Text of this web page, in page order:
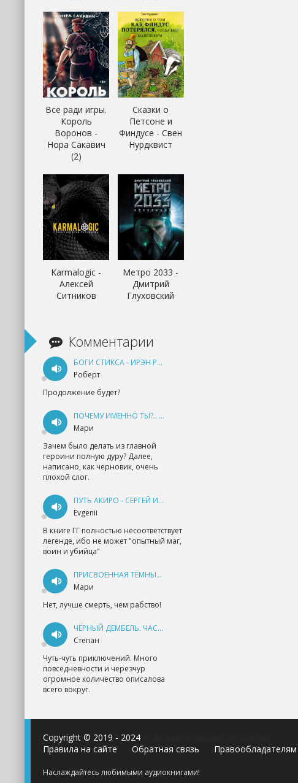
Все ради игры.
Король
Воронов -
Нора Сакавич
(2)
Сказки о
Петсоне и
Финдусе - Свен
Нурдквист
Karmalogic -
Алексей
Ситников
Метро 2033 -
Дмитрий
Глуховский
Комментарии
БОГИ СТИКСА - ИРЭН РУДКЕВИЧ
Роберт
Продолжение будет?
ПОЧЕМУ ИМЕННО ТЫ?.. КНИГА 1 - ЕКАТЕРИНА ЮДИНА
Мари
Зачем было делать из главной
героини полную дуру? Далее,
написано, как черновик, очень
плохой слог.
ПУТЬ АКИРО - СЕРГЕЙ ИЗМАЙЛОВ
Evgenii
В книге ГГ полностью несоответствует
легенде, ибо не может "опытный маг,
воин и убийца"
ПРИСВОЕННАЯ ТЁМНЫМ. ПРОКЛЯТАЯ ЛЮБОВЬ - АННА ГЕРР
Мари
Нет, лучше смерть, чем рабство!
ЧЁРНЫЙ ДЕМБЕЛЬ. ЧАСТЬ 1 - АНДРЕЙ ФЕДИН
Степан
Чуть-чуть приключений. Много
повседневности и черезчур
огромное количество описалова
всего вокруг.
Copyright © 2019 - 2024
Правила на сайте
Обратная связь Правообладателям
Наслаждайтесь любимыми аудиокнигами!